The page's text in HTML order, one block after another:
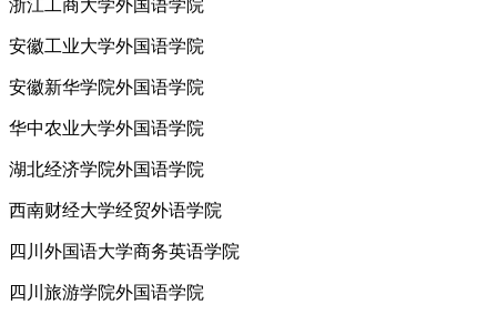
浙江工商大学外国语学院
安徽工业大学外国语学院
安徽新华学院外国语学院
华中农业大学外国语学院
湖北经济学院外国语学院
西南财经大学经贸外语学院
四川外国语大学商务英语学院
四川旅游学院外国语学院